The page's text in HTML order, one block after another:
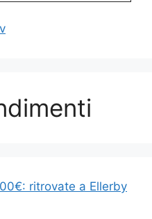
ritrovate a Ellerby